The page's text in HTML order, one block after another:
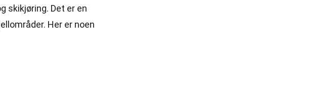
skikjøring. Det er en
Her er noen